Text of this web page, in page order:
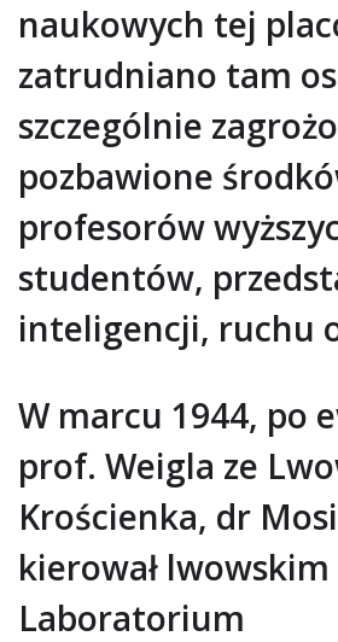
naukowych tej
zatrudniano tam
szczególnie
pozbawione
profesorów
studentów,
inteligencji, ruchu
W marcu 1944, po
prof. Weigla ze
Krościenka, dr
kierował lwowskim
Laboratorium